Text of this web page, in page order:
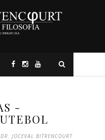
-
JOCEVAL BITRENCOURT